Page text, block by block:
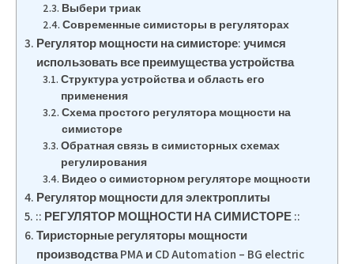
Выбери триак
Современные симисторы в регуляторах
Регулятор мощности на симисторе: учимся
использовать все преимущества устройства
Структура устройства и область его
применения
Схема простого регулятора мощности на
симисторе
Обратная связь в симисторных схемах
регулирования
Видео о симисторном регуляторе мощности
Регулятор мощности для электроплиты
:: РЕГУЛЯТОР МОЩНОСТИ НА СИМИСТОРЕ ::
Тиристорные регуляторы мощности
производства PMA и CD Automation – BG electric